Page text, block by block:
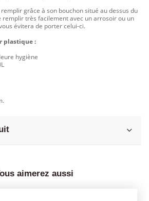
grâce à son bouchon situé au dessus du
remplir très facilement avec un arrosoir ou un
évitera de porter celui-ci.
plastique :
hygiène
aimerez aussi